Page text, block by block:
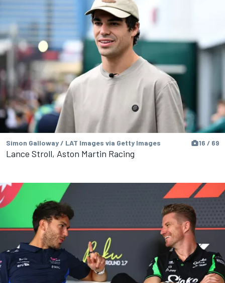
Simon Galloway / LAT Images via Getty Images 16 / 69
Lance Stroll, Aston Martin Racing